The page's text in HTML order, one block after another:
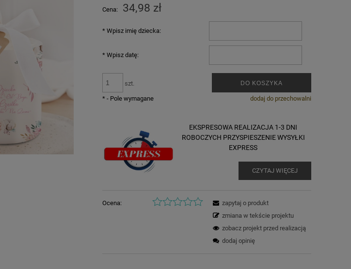
Cena: 34,98 zł
* Wpisz imię dziecka:
* Wpisz datę:
szt. DO KOSZYKA
dodaj do przechowalni
* - Pole wymagane
EKSPRESOWA REALIZACJA 1-3 DNI
ROBOCZYCH PRZYSPIESZENIE WYSYŁKI
EXPRESS
CZYTAJ WIĘCEJ
Ocena:
zapytaj o produkt
zmiana w tekście projektu
zobacz projekt przed realizacją
dodaj opinię